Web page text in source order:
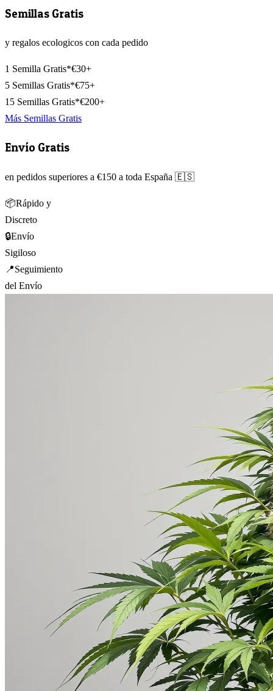
Semillas Gratis
y regalos ecologicos con cada pedido
1 Semilla Gratis*€30+
5 Semillas Gratis*€75+
15 Semillas Gratis*€200+
Más Semillas Gratis
Envío Gratis
en pedidos superiores a €150 a toda España 🇪🇸
📦Rápido y
Discreto
🔒Envío
Sigiloso
📍Seguimiento
del Envío